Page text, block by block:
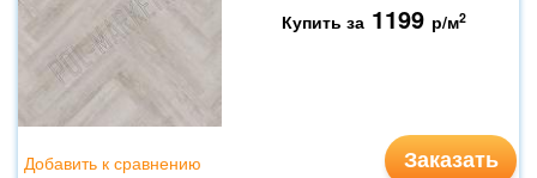
Купить за 1199 р/м2
Заказать
Добавить к сравнению